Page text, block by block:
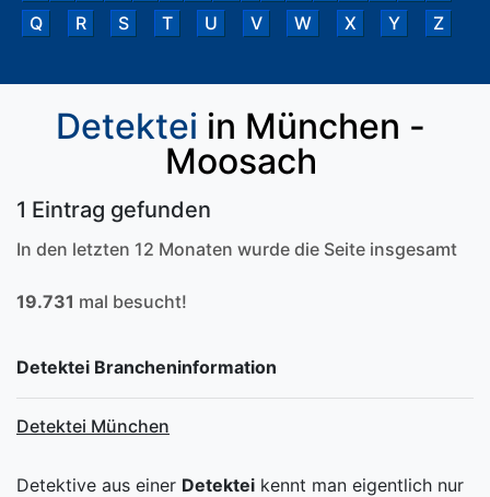
Q
R S T U V W X Y Z
Detektei in München -
Moosach
1 Eintrag gefunden
In den letzten 12 Monaten wurde die Seite insgesamt
19.731 mal besucht!
Detektei Brancheninformation
Detektei München
Detektive aus einer Detektei kennt man eigentlich nur